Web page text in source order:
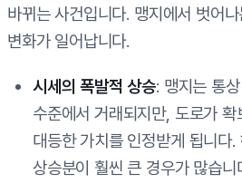
바뀌는 사건입니다. 맹지에서 벗어
변화가 일어납니다.
시세의 폭발적 상승: 맹지는 통
수준에서 거래되지만, 도로가
대등한 가치를 인정받게 됩니다.
상승분이 훨씬 큰 경우가 많습니